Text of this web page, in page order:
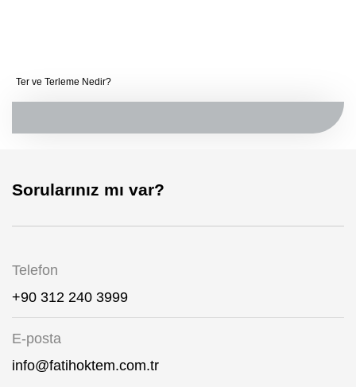
Ter ve Terleme Nedir?
Sorularınız mı var?
Telefon
+90 312 240 3999
E-posta
info@fatihoktem.com.tr